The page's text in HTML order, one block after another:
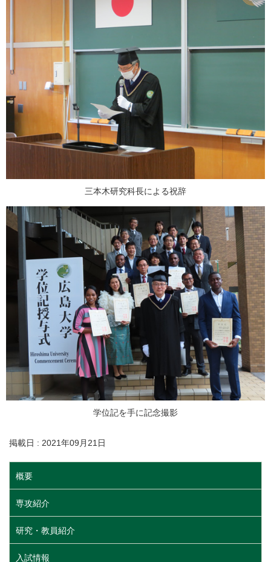
三本木研究科長による祝辞
学位記を手に記念撮影
掲載日 : 2021年09月21日
概要
専攻紹介
研究・教員紹介
入試情報